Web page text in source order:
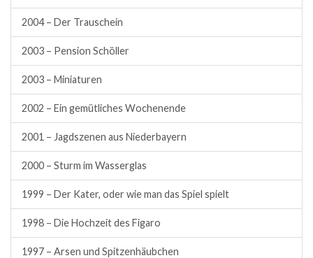
2004 – Der Trauschein
2003 – Pension Schöller
2003 – Miniaturen
2002 – Ein gemütliches Wochenende
2001 – Jagdszenen aus Niederbayern
2000 – Sturm im Wasserglas
1999 – Der Kater, oder wie man das Spiel spielt
1998 – Die Hochzeit des Figaro
1997 – Arsen und Spitzenhäubchen